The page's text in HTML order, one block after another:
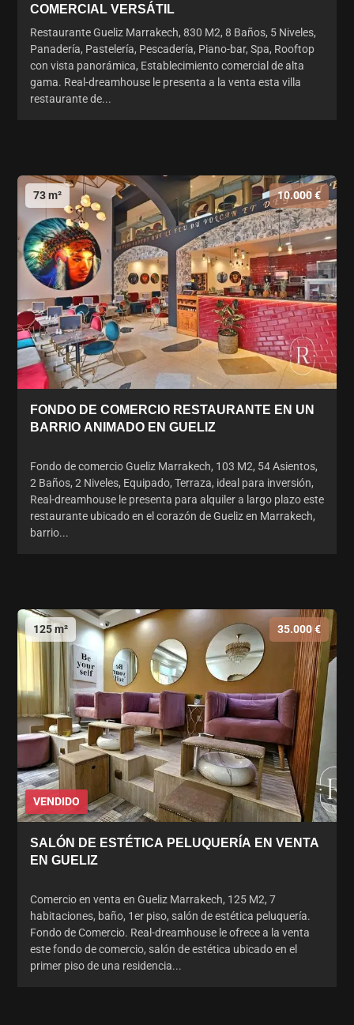
COMERCIAL VERSÁTIL
Restaurante Gueliz Marrakech, 830 M2, 8 Baños, 5 Niveles,
Panadería, Pastelería, Pescadería, Piano-bar, Spa, Rooftop
con vista panorámica, Establecimiento comercial de alta
gama. Real-dreamhouse le presenta a la venta esta villa
restaurante de...
73 m² 10.000 €
FONDO DE COMERCIO RESTAURANTE EN UN
BARRIO ANIMADO EN GUELIZ
Fondo de comercio Gueliz Marrakech, 103 M2, 54 Asientos,
2 Baños, 2 Niveles, Equipado, Terraza, ideal para inversión,
Real-dreamhouse le presenta para alquiler a largo plazo este
restaurante ubicado en el corazón de Gueliz en Marrakech,
barrio...
125 m² 35.000 €
VENDIDO
SALÓN DE ESTÉTICA PELUQUERÍA EN VENTA
EN GUELIZ
Comercio en venta en Gueliz Marrakech, 125 M2, 7
habitaciones, baño, 1er piso, salón de estética peluquería.
Fondo de Comercio. Real-dreamhouse le ofrece a la venta
este fondo de comercio, salón de estética ubicado en el
primer piso de una residencia...